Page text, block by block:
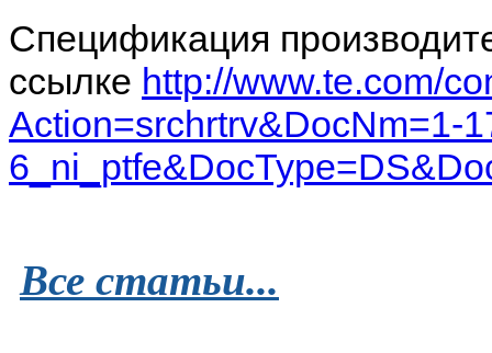
Спецификация
ссылке http://www.te.com/
Action=srchrtrv&DocNm=1-
Все статьи...